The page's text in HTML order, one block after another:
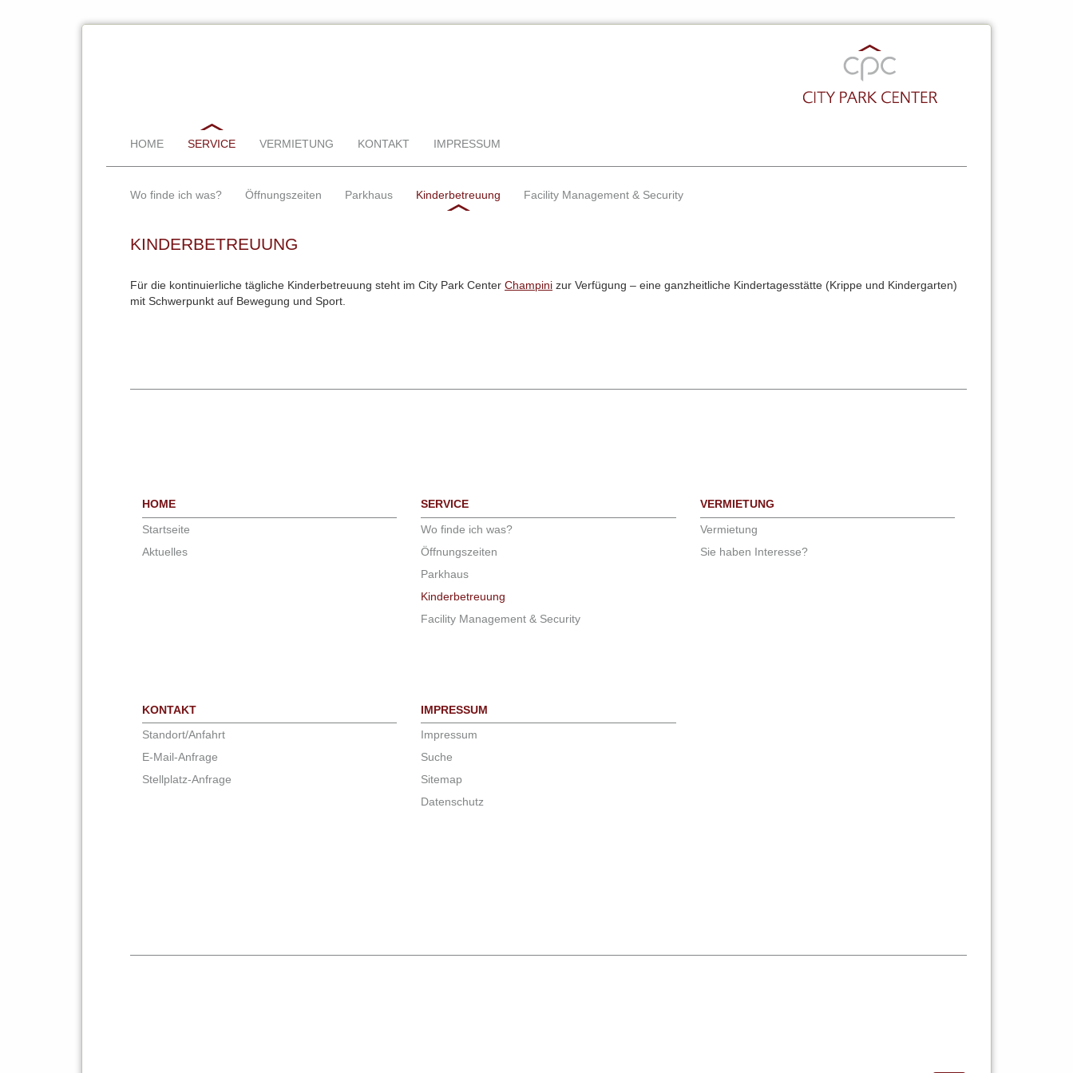
HOME SERVICE VERMIETUNG KONTAKT IMPRESSUM
Wo finde ich was? Öffnungszeiten Parkhaus Kinderbetreuung Facility Management & Security
KINDERBETREUUNG
Für die kontinuierliche tägliche Kinderbetreuung steht im City Park Center Champini zur Verfügung – eine ganzheitliche Kindertagesstätte (Krippe und Kindergarten)
mit Schwerpunkt auf Bewegung und Sport.
HOME
Startseite
Aktuelles
SERVICE
Wo finde ich was?
Öffnungszeiten
Parkhaus
Kinderbetreuung
Facility Management & Security
VERMIETUNG
Vermietung
Sie haben Interesse?
KONTAKT
Standort/Anfahrt
E-Mail-Anfrage
Stellplatz-Anfrage
IMPRESSUM
Impressum
Suche
Sitemap
Datenschutz